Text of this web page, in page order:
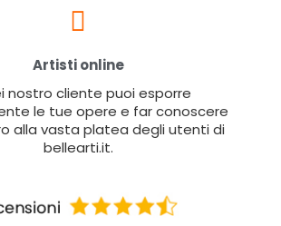
Artisti online
nostro cliente puoi esporre
le tue opere e far conoscere
alla vasta platea degli utenti di
bellearti.it.